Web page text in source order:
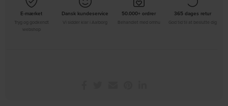
E-mærket
Tryg og godkendt
Dansk kundeservice
Vi sidder klar i Aalborg
50.000+ ordrer
Behandlet med omhu
365 dages retur
God tid til at beslutte dig